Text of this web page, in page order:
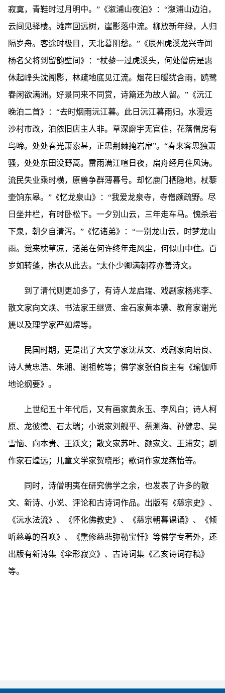
寂寞，青鞋时过月明中。”《溆浦山夜泊》：“溆浦山边泊，
云间见驿楼。滩声回远树，崖影落中流。柳放新年绿，人归
隔岁舟。客途时极目，天北暮阴愁。”《辰州虎溪龙兴寺闻
杨名父将到留韵壁间》：“杖藜一过虎溪头，何处僧房是惠
休起峰头沈阁影，林疏地底见江流。烟花日暖犹含雨，鸥鹭
春闲欲满洲。好景同来不同赏，诗篇还为故人留。”《沅江
晚泊二首》：“去时烟雨沅江暮。此日沅江暮雨归。水漫远
沙村市改，泊依旧店主人非。草深廨宇无官住，花落僧房有
鸟啼。处处春光萧索甚，正思荆棘掩岩扉”。“春来客思独萧
骚，处处东田没野蒿。雷雨满江喧日夜，扁舟经月住风涛。
流民失业乘时横，原兽争群薄暮号。却忆鹿门栖隐地，杖藜
壶饷东皋。”《忆龙泉山》：“我爱龙泉寺，寺僧颇疏野。尽
日坐井栏，有时卧松下。一夕别山云，三年走车马。愧杀岩
下泉，朝夕自清泻。”《忆诸弟》：“一别龙山云，时梦龙山
雨。觉来枕箪凉，诸弟在何许终年走风尘，何似山中住。百
岁如转蓬，拂衣从此去。”太仆少卿满朝荐亦善诗文。
到了清代则更加多了，有诗人龙启瑞、戏剧家杨兆李、
散文家向文焕、书法家王继贤、金石家黄本骥、教育家谢光
篪以及理学家严如煜等。
民国时期，更是出了大文学家沈从文、戏剧家向培良、
诗人黄忠浩、朱湘、谢祖乾等；佛学家张伯良主有《瑜伽师
地论纲要》。
上世纪五十年代后，又有画家黄永玉、李风白；诗人柯
原、龙彼德、石太瑞；小说家刘舰平、蔡测海、孙健忠、吴
雪恼、向本贵、王跃文；散文家苏叶、颜家文、王浦安；剧
作家石煌远；儿童文学家贺晓彤；歌词作家龙燕怡等。
同时，诗僧明夷在研究佛学之余，也发表了许多的散
文、新诗、小说、评论和古诗词作品。出版有《慈宗史》、
《沅水法流》、《怀化佛教史》、《慈宗朝暮课诵》、《倾
听慈尊的召唤》、《熏修慈悲弥勒宝忏》等佛学专著外，还
出版有新诗集《伞形寂寞》、古诗词集《乙亥诗词存稿》
等。